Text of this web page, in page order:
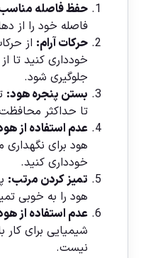
حفظ فاصله
فاصله خود را از
حرکات آرام: از
خودداری کنید تا
جلوگیری شود.
بستن پنجره هود:
تا حداکثر
عدم استفاده از
هود برای نگهداری
خودداری کنید.
تمیز کردن مرتب:
هود را به خوبی
عدم استفاده از
شیمیایی برای کار
نیست.